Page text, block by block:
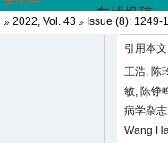
2022, Vol. 43 Issue (8): 1249-
引用本文
王浩, 陈
敏, 陈铮
病学杂
Wang